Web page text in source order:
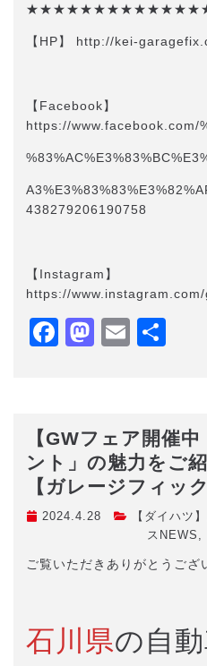
【HP】 http://kei-
【Facebook】
https://www.facebook.com/
438279206190758
【Instagram】
https://
Facebook
Email
【GWフェア開催
ント」の魅力をご
【ガレージフィッ
2024.4.28 【ダイハツ】
スNEWS ,
ご覧いただきありがとうござ
石川県の自